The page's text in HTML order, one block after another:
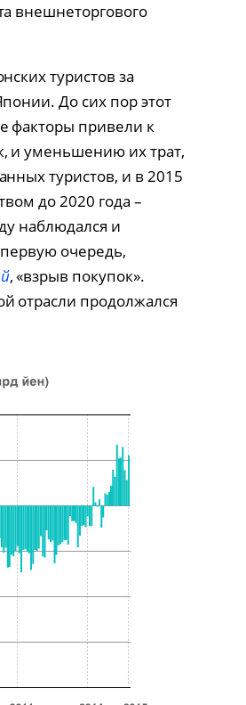
внешнеторгового
туристов за
До сих пор этот
факторы привели к
и уменьшению их трат,
туристов, и в 2015
до 2020 года –
наблюдался и
очередь,
, «взрыв покупок».
отрасли продолжался